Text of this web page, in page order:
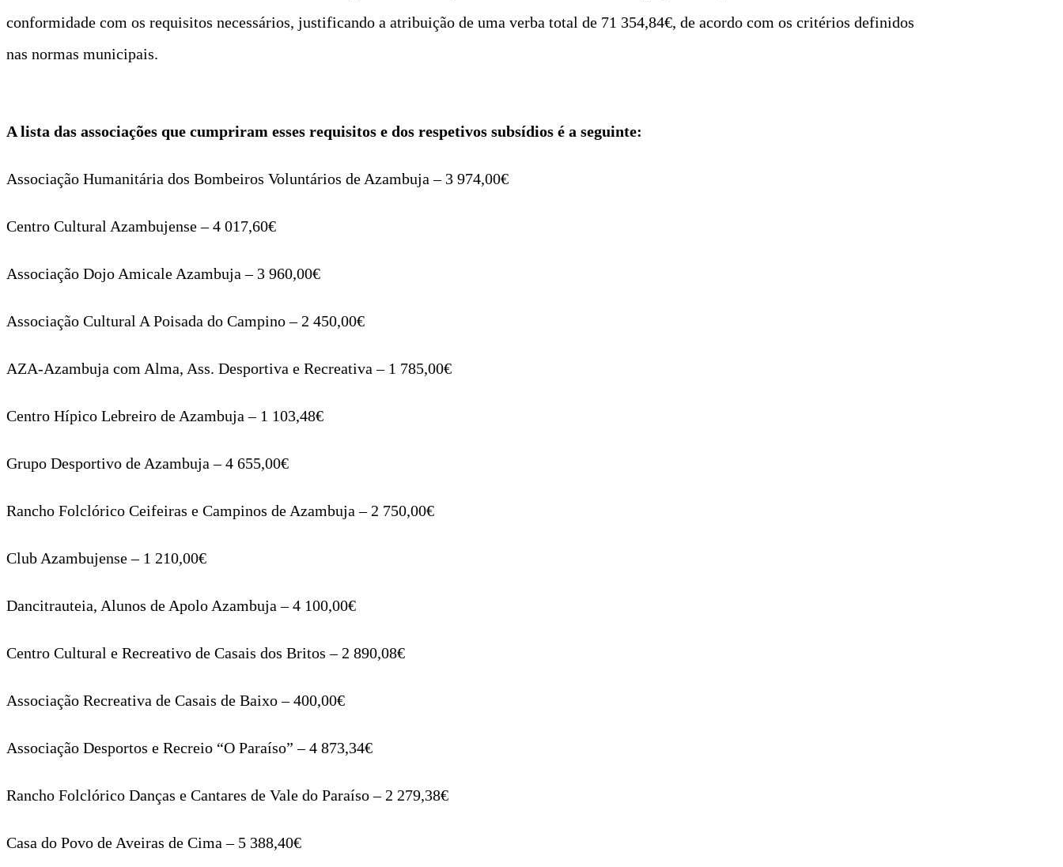
conformidade com os requisitos necessários, justificando a atribuição de uma verba total de 71 354,84€, de acordo com os critérios definidos
nas normas municipais.
A lista das associações que cumpriram esses requisitos e dos respetivos subsídios é a seguinte:
Associação Humanitária dos Bombeiros Voluntários de Azambuja – 3 974,00€
Centro Cultural Azambujense – 4 017,60€
Associação Dojo Amicale Azambuja – 3 960,00€
Associação Cultural A Poisada do Campino – 2 450,00€
AZA-Azambuja com Alma, Ass. Desportiva e Recreativa – 1 785,00€
Centro Hípico Lebreiro de Azambuja – 1 103,48€
Grupo Desportivo de Azambuja – 4 655,00€
Rancho Folclórico Ceifeiras e Campinos de Azambuja – 2 750,00€
Club Azambujense – 1 210,00€
Dancitrauteia, Alunos de Apolo Azambuja – 4 100,00€
Centro Cultural e Recreativo de Casais dos Britos – 2 890,08€
Associação Recreativa de Casais de Baixo – 400,00€
Associação Desportos e Recreio “O Paraíso” – 4 873,34€
Rancho Folclórico Danças e Cantares de Vale do Paraíso – 2 279,38€
Casa do Povo de Aveiras de Cima – 5 388,40€